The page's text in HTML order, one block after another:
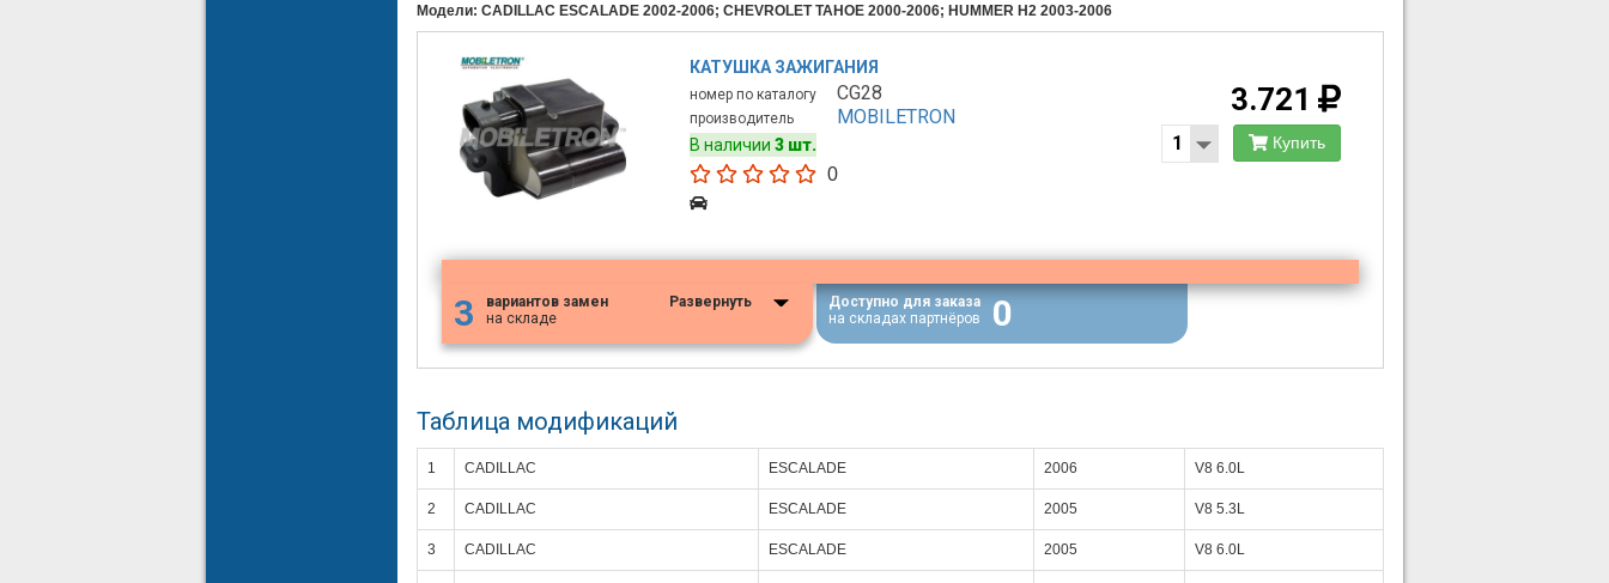
Модели: CADILLAC ESCALADE 2002-2006; CHEVROLET TAHOE 2000-2006; HUMMER H2 2003-2006
КАТУШКА ЗАЖИГАНИЯ
номер по каталогу CG28
производитель MOBILETRON
В наличии 3 шт.
0
3.721
Купить
3
вариантов замен
на складе
Развернуть
Доступно для заказа
на складах партнёров
0
Таблица модификаций
1 CADILLAC ESCALADE 2006 V8 6.0L
2 CADILLAC ESCALADE 2005 V8 5.3L
3 CADILLAC ESCALADE 2005 V8 6.0L